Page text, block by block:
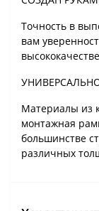
Точность в
вам
Материалы из
монтажная
большинстве
различных